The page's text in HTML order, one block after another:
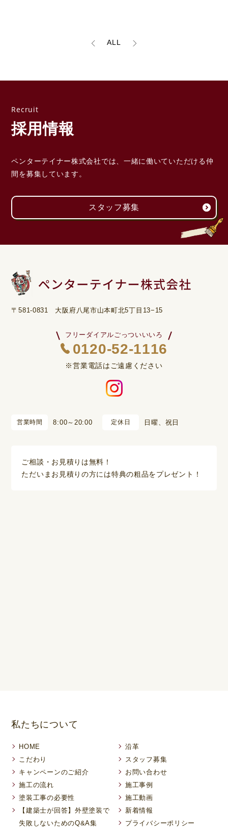
ALL
採用情報
ペンターテイナー株式会社では、一緒に働いていただける仲
間を募集しています。
スタッフ募集
〒581-0831 大阪府八尾市山本町北5丁目13−15
フリーダイアルごっついいいろ
0120-52-1116
※営業電話はご遠慮ください
営業時間 8:00～20:00 定休日 日曜、祝日
ご相談・お見積りは無料！
ただいまお見積りの方には特典の粗品をプレゼント！
私たちについて
HOME
こだわり
キャンペーンのご紹介
施工の流れ
塗装工事の必要性
【建築士が回答】外壁塗装で
失敗しないためのQ&A集
沿革
スタッフ募集
お問い合わせ
施工事例
施工動画
新着情報
プライバシーポリシー